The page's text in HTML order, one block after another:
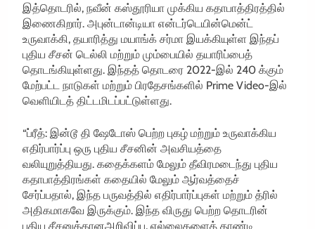
இத்தொடரில், நவீன் கஸ்தூரியா முக்கிய கதாபாத்திரத்தில்
இணைகிறார். அபுன்டான்டியா என்டர்டெயின்மென்ட்
உருவாக்கி, தயாரித்து மயாங்க் சர்மா இயக்கியுள்ள இந்தப்
புதிய சீசன் டெல்லி மற்றும் மும்பையில் தயாரிப்பைத்
தொடங்கியுள்ளது. இந்தத் தொடரை 2022-இல் 240 க்கும்
மேற்பட்ட நாடுகள் மற்றும் பிரதேசங்களில் Prime Video-இல்
வெளியிடத் திட்டமிடப்பட்டுள்ளது.
“ப்ரீத்: இன்டூ தி ஷேடோஸ் பெற்ற புகழ் மற்றும் உருவாக்கிய
எதிர்பார்ப்பு ஒரு புதிய சீசனின் அவசியத்தை
வலியுறுத்தியது. கதைக்களம் மேலும் தீவிரமடைந்து புதிய
கதாபாத்திரங்கள் கதையில் மேலும் ஆர்வத்தைச்
சேர்ப்பதால், இந்த பருவத்தில் எதிர்பார்ப்புகள் மற்றும் த்ரில்
அதிகமாகவே இருக்கும். இந்த விருது பெற்ற தொடரின்
புதிய சீசனுக்கானஅறிவிப்பு, எல்லைகளைத் தாண்டி